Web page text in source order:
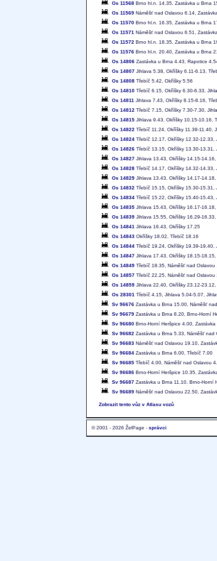
Os 11568 Brno hl.n. 14.35, Zastávka u Brna
Os 11569 Náměšť nad Oslavou 6.14,
Os 11570 Brno hl.n. 16.35, Zastávka u Brna
Os 11571 Náměšť nad Oslavou 6.51,
Os 11572 Brno hl.n. 18.35, Zastávka u Brna
Os 11576 Brno hl.n. 20.40, Zastávka u Brna
Os 14806 Zastávka u Brna 4.43, Rapotice
Os 14807 Jihlava 5.38, Okříšky 6.11-6.13,
Os 14808 Třebíč 5.42, Okříšky 5.56
Os 14810 Třebíč 6.15, Okříšky 6.30-6.33,
Os 14811 Jihlava 7.43, Okříšky 8.15-8.16,
Os 14812 Třebíč 7.15, Okříšky 7.30-7.30,
Os 14815 Jihlava 9.43, Okříšky 10.15-10.16,
Os 14822 Třebíč 11.24, Okříšky 11.39-11.40,
Os 14824 Třebíč 12.17, Okříšky 12.32-12.33,
Os 14826 Třebíč 13.15, Okříšky 13.30-13.31,
Os 14827 Jihlava 13.43, Okříšky 14.15-
Os 14828 Třebíč 14.17, Okříšky 14.32-14.33,
Os 14829 Jihlava 13.43, Okříšky 14.17-
Os 14832 Třebíč 15.15, Okříšky 15.30-15.31,
Os 14834 Třebíč 15.22, Okříšky 15.40-15.43,
Os 14835 Jihlava 15.43, Okříšky 16.17-
Os 14839 Jihlava 15.55, Okříšky 16.29-
Os 14841 Jihlava 16.43, Okříšky 17.25
Os 14843 Okříšky 18.02, Třebíč 18.16
Os 14844 Třebíč 19.24, Okříšky 19.39-19.40,
Os 14847 Jihlava 17.43, Okříšky 18.15-
Os 14849 Třebíč 18.35, Náměšť nad Oslavou
Os 14857 Třebíč 22.25, Náměšť nad Oslavou
Os 14859 Jihlava 22.40, Okříšky 23.12-
Os 28301 Třebíč 4.15, Jihlava 5.04-5.07,
Sv 96676 Zastávka u Brna 15.00, Náměšť
Sv 96679 Zastávka u Brna 8.20, Brno-Horní
Sv 96680 Brno-Horní Heršpice 4.00,
Sv 96682 Zastávka u Brna 5.33, Náměšť nad
Sv 96683 Náměšť nad Oslavou 19.10,
Sv 96684 Zastávka u Brna 6.00, Třebíč 7.00
Sv 96685 Třebíč 4.00, Náměšť nad Oslavou
Sv 96686 Brno-Horní Heršpice 10.35,
Sv 96687 Zastávka u Brna 11.10, Brno-Horní
Sv 96689 Náměšť nad Oslavou 22.50,
Zobrazit tento vůz v Atlasu vozů
© 2001 - 2026 ŽelPage - správci